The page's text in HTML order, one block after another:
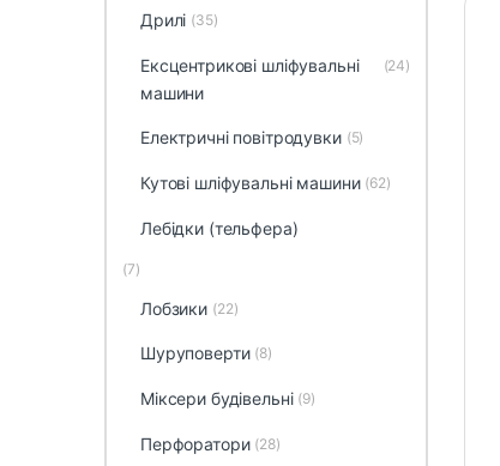
Дрилі (35)
Ексцентрикові шліфувальні
машини
(24)
Електричні повітродувки (5)
Кутові шліфувальні машини (62)
Лебідки (тельфера)
(7)
Лобзики (22)
Шуруповерти (8)
Міксери будівельні (9)
Перфоратори (28)